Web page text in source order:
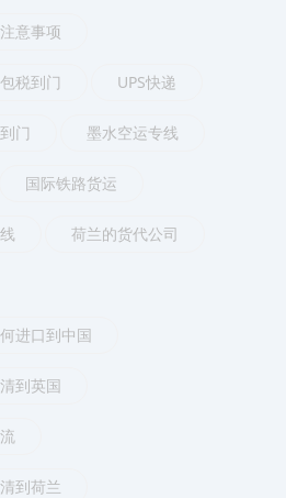
意事项
税到门 UPS快递
门 墨水空运专线
国际铁路货运
荷兰的货代公司
进口到中国
到英国
到荷兰